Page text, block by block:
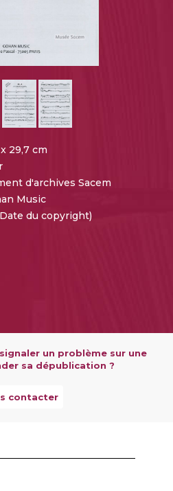
29,7 cm
d'archives Sacem
Music
du copyright)
un problème sur une
sa dépublication ?
contacter